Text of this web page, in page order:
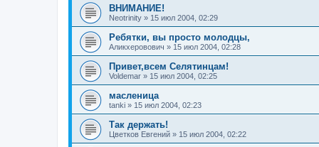
ВНИМАНИЕ!
Neotrinity » 15 июл 2004, 02:29
Ребятки, вы просто молодцы,
Аликхеровович » 15 июл 2004, 02:28
Привет,всем Селятинцам!
Voldemar » 15 июл 2004, 02:25
масленица
tanki » 15 июл 2004, 02:23
Так держать!
Цветков Евгений » 15 июл 2004, 02:22